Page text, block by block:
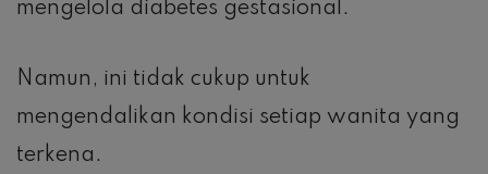
mengelola diabetes gestasional.
Namun, ini tidak cukup untuk
mengendalikan kondisi setiap wanita yang
terkena.